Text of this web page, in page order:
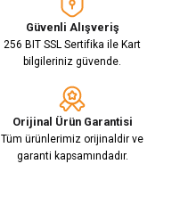
Güvenli Alışveriş
256 BIT SSL Sertifika ile Kart
bilgileriniz güvende.
Orijinal Ürün Garantisi
Tüm ürünlerimiz orijinaldir ve
garanti kapsamındadır.